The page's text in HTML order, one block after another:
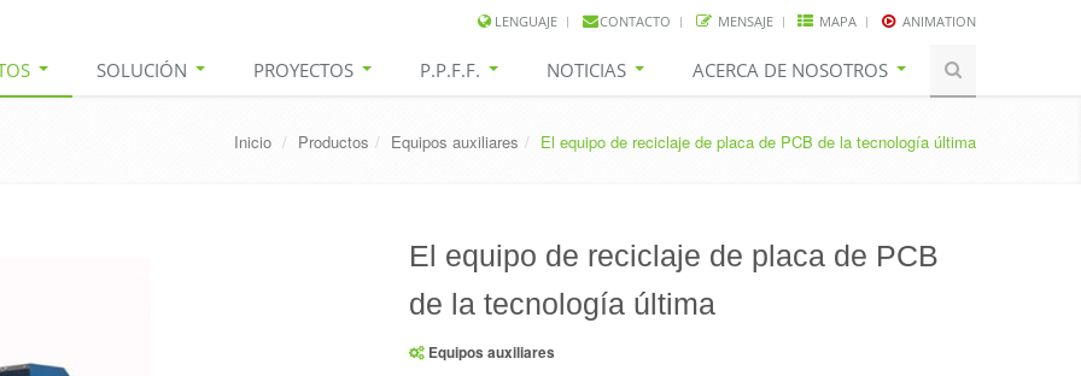
LENGUAJE CONTACTO MENSAJE MAPA ANIMATION
SOLUCIÓN PROYECTOS P.P.F.F. NOTICIAS ACERCA DE NOSOTROS
Inicio / Productos / Equipos auxiliares / El equipo de reciclaje de placa de PCB de la tecnología última
El equipo de reciclaje de placa de PCB
de la tecnología última
Equipos auxiliares